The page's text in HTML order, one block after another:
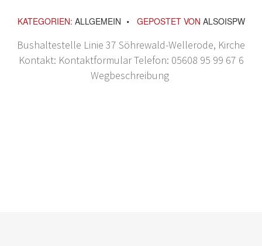
KATEGORIEN: ALLGEMEIN GEPOSTET VON ALSOISPW
Bushaltestelle Linie 37 Söhrewald-Wellerode, Kirche
Kontakt: Kontaktformular Telefon: 05608 95 99 67 6
Wegbeschreibung